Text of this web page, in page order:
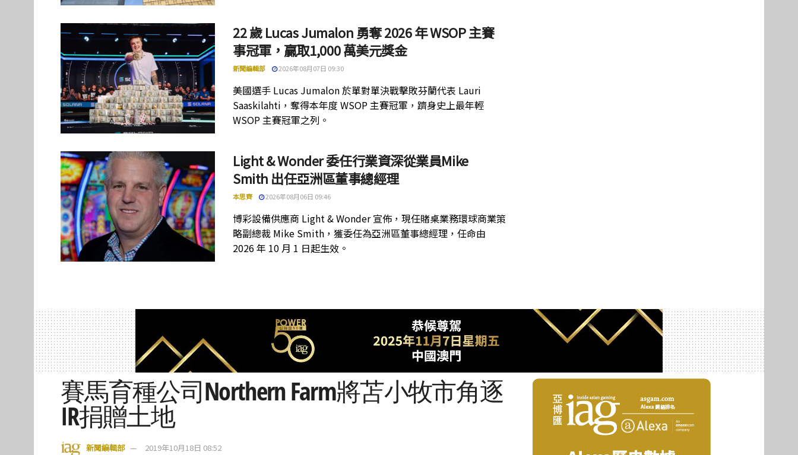
22 歲 Lucas Jumalon 勇奪 2026 年 WSOP 主賽
事冠軍，贏取1,000 萬美元獎金
新聞編輯部 2026年08月07日 09:30
美國選手 Lucas Jumalon 於單對單決戰擊敗芬蘭代表 Lauri
Saaskilahti，奪得本年度 WSOP 主賽冠軍，躋身史上最年輕
WSOP 主賽冠軍之列。
Light & Wonder 委任行業資深從業員Mike
Smith 出任亞洲區董事總經理
本思齊 2026年08月06日 09:46
博彩設備供應商 Light & Wonder 宣佈，現任賭桌業務環球商業策
略副總裁 Mike Smith，獲委任為亞洲區董事總經理，任命由
2026 年 10 月 1 日起生效。
賽馬育種公司Northern Farm將苫小牧市角逐
IR捐贈土地
新聞編輯部 2019年10月18日 08:52